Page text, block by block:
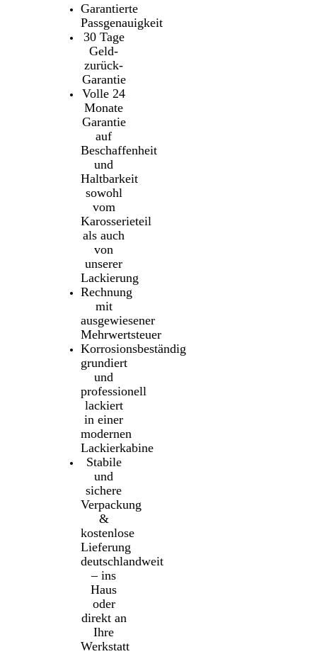
Garantierte
Passgenauigkeit
30 Tage
Geld-
zurück-
Garantie
Volle 24
Monate
Garantie
auf
Beschaffenheit
und
Haltbarkeit
sowohl
vom
Karosserieteil
als auch
von
unserer
Lackierung
Rechnung
mit
ausgewiesener
Mehrwertsteuer
Korrosionsbeständig
grundiert
und
professionell
lackiert
in einer
modernen
Lackierkabine
Stabile
und
sichere
Verpackung
&
kostenlose
Lieferung
deutschlandweit
– ins
Haus
oder
direkt an
Ihre
Werkstatt